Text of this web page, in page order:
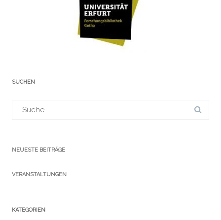
SUCHEN
für:
NEUESTE BEITRÄGE
VERANSTALTUNGEN
KATEGORIEN